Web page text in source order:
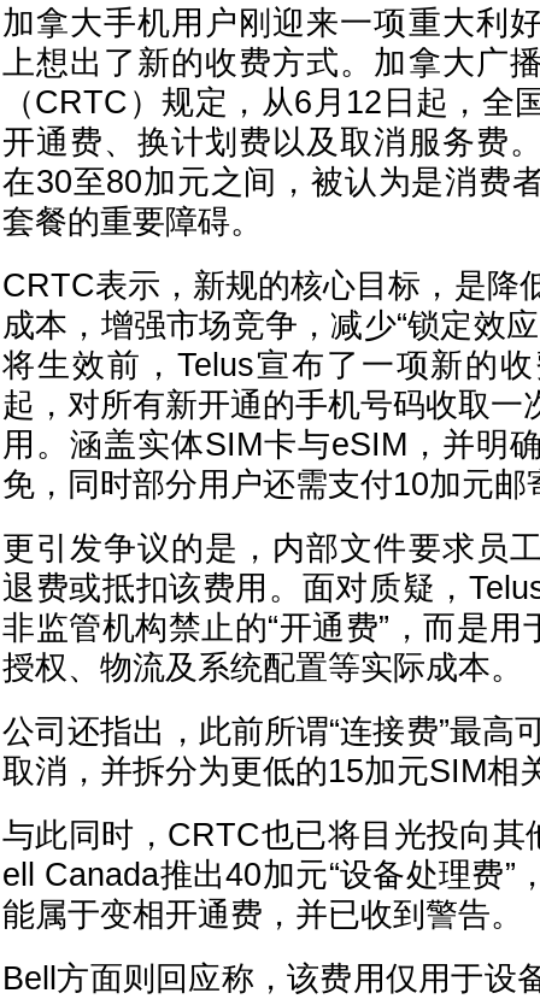
加拿大手机用户刚迎来一项重大利
上想出了新的收费方式。加拿大广
（CRTC）规定，从6月12日起，全
开通费、换计划费以及取消服务费
在30至80加元之间，被认为是消费
套餐的重要障碍。
CRTC表示，新规的核心目标，是降
成本，增强市场竞争，减少“锁定效
将生效前，Telus宣布了一项新的
起，对所有新开通的手机号码收取一
用。涵盖实体SIM卡与eSIM，并明
免，同时部分用户还需支付10加元邮
更引发争议的是，内部文件要求员
退费或抵扣该费用。面对质疑，
非监管机构禁止的“开通费”，而是用
授权、物流及系统配置等实际成本。
公司还指出，此前所谓“连接费”最高
取消，并拆分为更低的15加元SIM相
与此同时，CRTC也已将目光投向其
ell Canada推出40加元“设备处理费”
能属于变相开通费，并已收到警告。
Bell方面则回应称，该费用仅用于设